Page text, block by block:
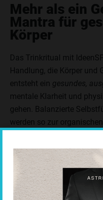
Mehr als ein
Mantra für
Körper
Das Trinkritual mit
Handlung, die Körper und
entsteht ein gesundes,
mentale Klarheit und
gehen. Balanzierte
werden so zur
Die